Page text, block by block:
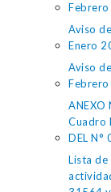
Aviso
Enero
Aviso
ANEXO
Cuadro
DEL N°
Lista de